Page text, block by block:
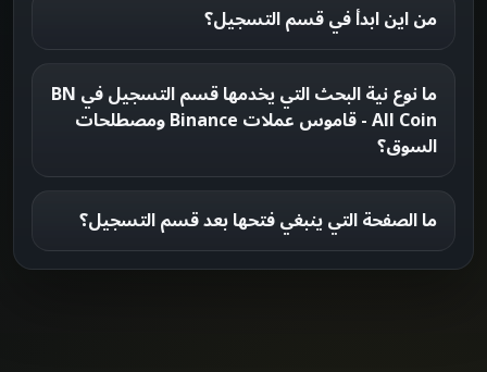
من اين ابدأ في قسم التسجيل؟
ما نوع نية البحث التي يخدمها قسم التسجيل في BN
All Coin - قاموس عملات Binance ومصطلحات
السوق؟
ما الصفحة التي ينبغي فتحها بعد قسم التسجيل؟